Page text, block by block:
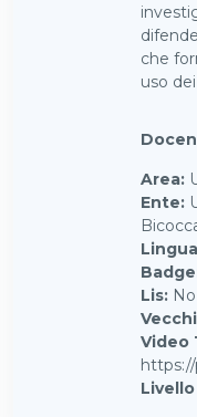
che
uso
Area:
Ente:
Lingua
Badge
Lis: No
Video